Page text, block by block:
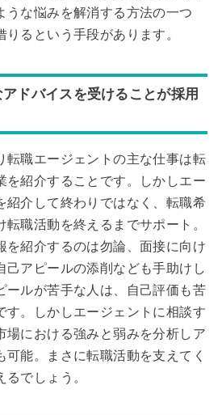
うな悩みを解消する方法の一つ
るという手段があります。
ドバイスを受けることが採用
転職エージェントの主な仕事は転
を紹介することです。しかしエー
紹介して終わりではなく、転職希
職活動を終えるまでサポート。
を紹介するのは勿論、面接に向け
己アピールの添削なども手助けし
ールが苦手な人は、自己評価も苦
す。しかしエージェントに相談す
場における強みと弱みを分析しア
可能。まさに転職活動を支えてく
でしょう。